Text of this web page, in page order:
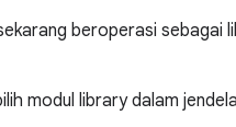
beroperasi sebagai
modul library dalam jendela